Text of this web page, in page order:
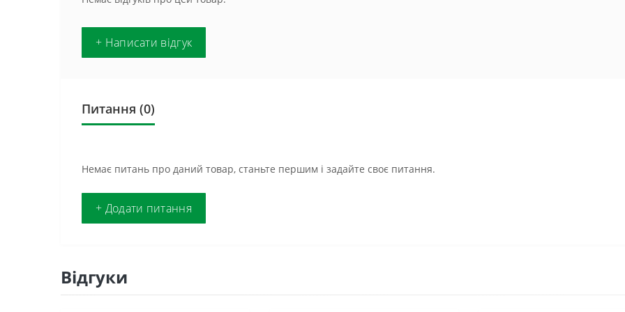
+ Написати відгук
Питання (0)
Немає питань про даний товар, станьте першим і задайте своє питання.
+ Додати питання
Відгуки